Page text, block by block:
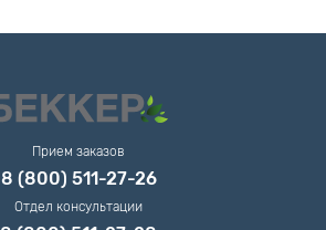
Прием заказов
8 (800) 511-27-26
Отдел консультации